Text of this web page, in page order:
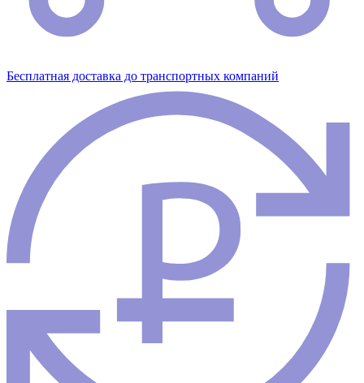
Бесплатная доставка до транспортных компаний